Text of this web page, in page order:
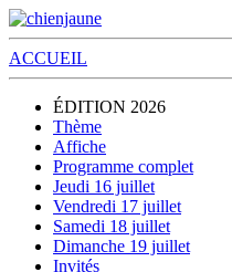
ACCUEIL
ÉDITION 2026
Thème
Affiche
Programme complet
Jeudi 16 juillet
Vendredi 17 juillet
Samedi 18 juillet
Dimanche 19 juillet
Invités